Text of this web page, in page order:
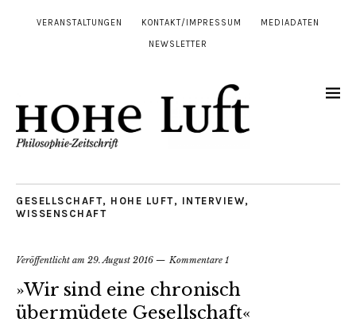
VERANSTALTUNGEN KONTAKT/IMPRESSUM MEDIADATEN
NEWSLETTER
GESELLSCHAFT, HOHE LUFT, INTERVIEW,
WISSENSCHAFT
Veröffentlicht am 29. August 2016 Kommentare 1
»Wir sind eine chronisch
übermüdete Gesellschaft«